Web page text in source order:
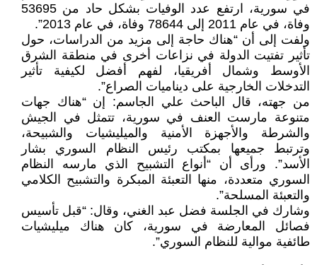
في سورية، ارتفع عدد الوفيات بشكل حاد من 53695
وفاة، في عام 2011 إلى 78644 وفاة، في عام 2013”.
ولفت إلى أن “هناك حاجة إلى مزيد من الدراسات، حول
تأثير تفتيت الدولة في نزاعات أخرى في منطقة الشرق
الأوسط وشمال أفريقيا، لفهم أفضل لكيفية تأثير
التدخلات الخارجية على ديناميات الصراع”.
من جهته، قال الباحث علي الجاسم: إن “هناك جهات
متنوعة مارست العنف في سورية، تتمثل في الجيش
والشرطة والأجهزة الأمنية والميليشيات والشبيحة،
وترتبط جميعها بمكتب رئيس النظام السوري بشار
الأسد”. ورأى أن “أنواع التشبيح الذي مارسه النظام
السوري متعددة، منها التعبئة المبكرة والتشبيح الكلامي
والتعبئة المسلحة”.
وشارك في الجلسة فضل عبد الغني، وقال: “قبل تأسيس
فصائل المعارضة في سورية، كان هناك ميليشيات
طائفية موالية للنظام السوري”.